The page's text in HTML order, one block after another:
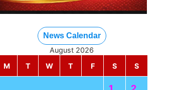
News Calendar
August 2026
M
T W T F S S